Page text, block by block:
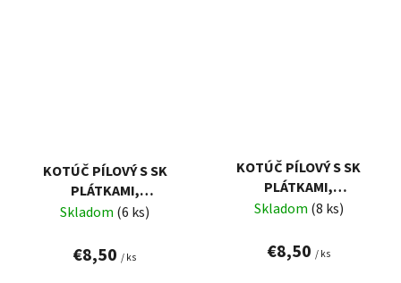
KOTÚČ PÍLOVÝ S SK
PLÁTKAMI,
160X2,0X20MM, 24Z
Skladom (6 ks)
€8,50 / ks
KOTÚČ PÍLOVÝ S SK
PLÁTKAMI,
160X2,0X30MM, 24Z
Skladom (8 ks)
€8,50 / ks